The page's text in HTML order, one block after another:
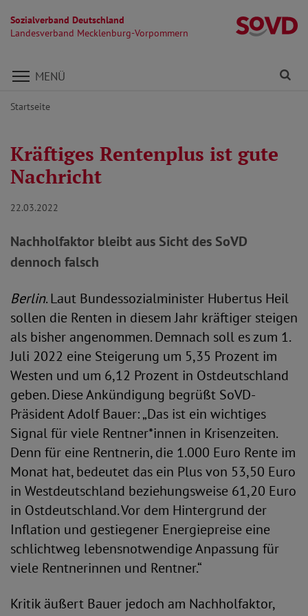
Sozialverband Deutschland
Landesverband Mecklenburg-Vorpommern
Direkt zu den Inhalten springen
MENÜ
Startseite
Kräftiges Rentenplus ist gute
Nachricht
22.03.2022
Nachholfaktor bleibt aus Sicht des SoVD
dennoch falsch
Berlin. Laut Bundessozialminister Hubertus Heil
sollen die Renten in diesem Jahr kräftiger steigen
als bisher angenommen. Demnach soll es zum 1.
Juli 2022 eine Steigerung um 5,35 Prozent im
Westen und um 6,12 Prozent in Ostdeutschland
geben. Diese Ankündigung begrüßt SoVD-
Präsident Adolf Bauer: „Das ist ein wichtiges
Signal für viele Rentner*innen in Krisenzeiten.
Denn für eine Rentnerin, die 1.000 Euro Rente im
Monat hat, bedeutet das ein Plus von 53,50 Euro
in Westdeutschland beziehungsweise 61,20 Euro
in Ostdeutschland. Vor dem Hintergrund der
Inflation und gestiegener Energiepreise eine
schlichtweg lebensnotwendige Anpassung für
viele Rentnerinnen und Rentner.“
Kritik äußert Bauer jedoch am Nachholfaktor,